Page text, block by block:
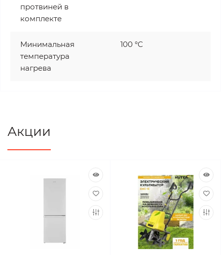
протвиней в
комплекте
Минимальная
температура
нагрева
100 °C
Акции